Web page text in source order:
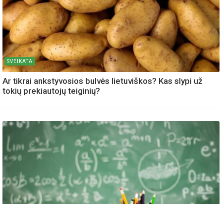
SVEIKATA
Ar tikrai ankstyvosios bulvės lietuviškos? Kas slypi už
tokių prekiautojų teiginių?